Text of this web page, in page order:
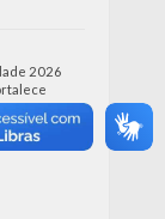
2026